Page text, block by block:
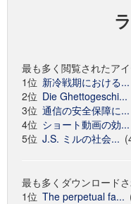
最も多く閲覧されたア
1位 新冷戦期における...
2位 Die Ghettogeschi...
3位 通信の安全保障に...
4位 ショート動画の効...
5位 J.S. ミルの社会...
最も多くダウンロード
1位 The perpetual fa...